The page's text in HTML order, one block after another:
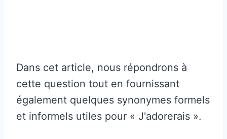
Dans cet article, nous répondrons à
cette question tout en fournissant
également quelques synonymes formels
et informels utiles pour « J'adorerais ».